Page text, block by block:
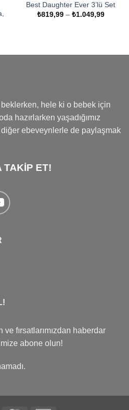
Best Daughter Ever 3’lü Set
₺819,99 – ₺1.049,99Fiyat
hele ki o bebek için
hazırlarken yaşadığımız
ebeveynlerle de paylaşmak
TAKİP ET!
fırsatlarımızdan haberdar
abone olun!